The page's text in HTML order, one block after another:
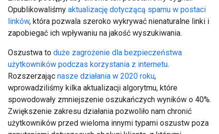
Opublikowaliśmy aktualizację dotyczącą spamu w postaci
linków, która pozwala szeroko wykrywać nienaturalne linki i
zapobiegać ich wpływaniu na jakość wyszukiwania.
Oszustwa to duże zagrożenie dla bezpieczeństwa
użytkowników podczas korzystania z internetu.
Rozszerzając nasze działania w 2020 roku,
wprowadziliśmy kilka aktualizacji algorytmu, które
spowodowały zmniejszenie oszukańczych wyników o 40%.
Zwiększenie zakresu działania pozwoliło nam chronić
użytkowników przed wieloma innymi typami oszustw poza